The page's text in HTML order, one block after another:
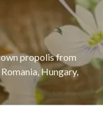
propolis from
Hungary,